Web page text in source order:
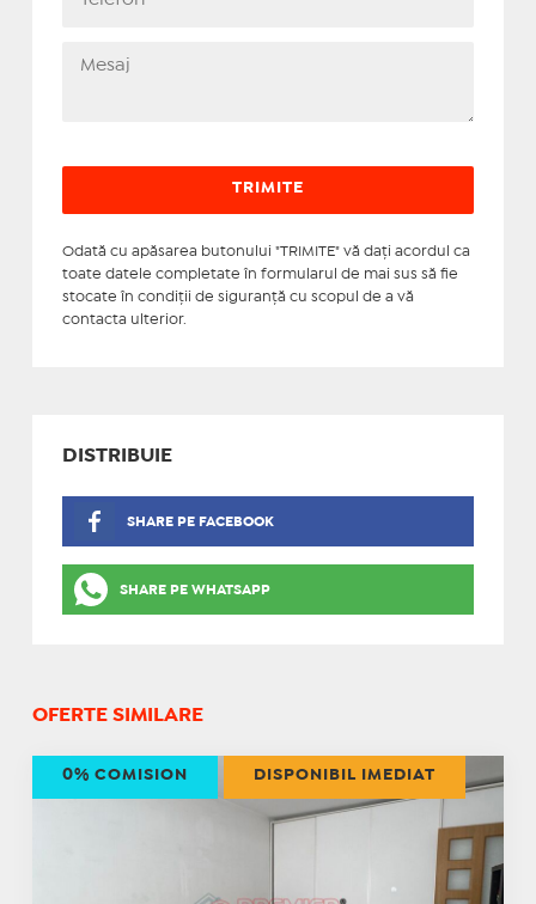
Odată cu apăsarea butonului "TRIMITE" vă daţi acordul ca
toate datele completate în formularul de mai sus să fie
stocate în condiţii de siguranţă cu scopul de a vă
contacta ulterior.
DISTRIBUIE
SHARE PE FACEBOOK
SHARE PE WHATSAPP
OFERTE SIMILARE
0% COMISION DISPONIBIL IMEDIAT